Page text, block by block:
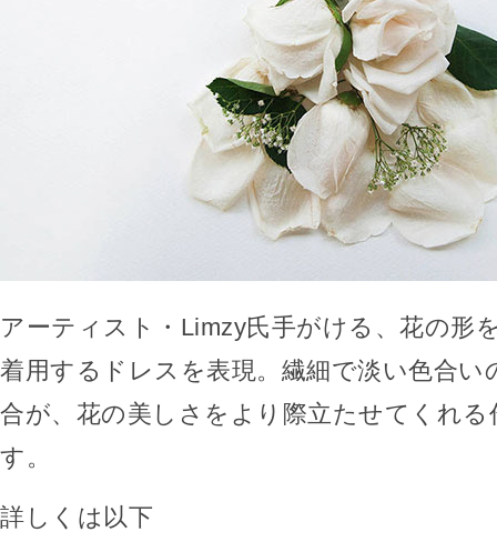
アーティスト・Limzy氏手がける、花の形
着用するドレスを表現。繊細で淡い色合い
合が、花の美しさをより際立たせてくれ
す。
詳しくは以下